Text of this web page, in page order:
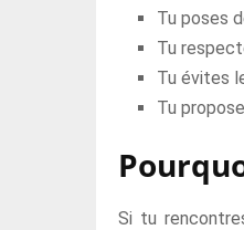
Tu poses
Tu
Tu évites
Tu
Si tu